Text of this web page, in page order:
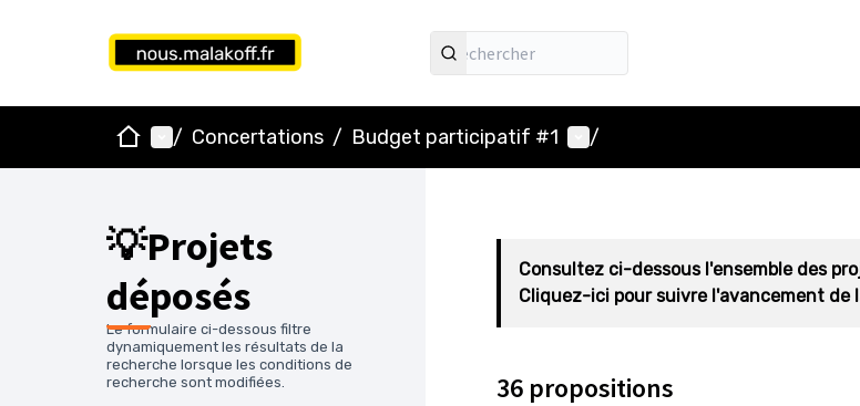
AccueilMenu principal
/ Concertations / Budget participatif #1 Menu utilisateur
/
💡Projets
déposés
Le formulaire ci-dessous filtre
dynamiquement les résultats de la
recherche lorsque les conditions de
recherche sont modifiées.
Consultez ci-dessous l'ensemble des
Cliquez-ici pour suivre l'avancement de
36 propositions